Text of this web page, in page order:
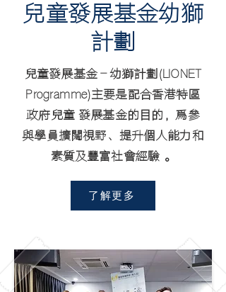
兒童發展基金幼獅
計劃
兒童發展基金–幼獅計劃(LIONET
Programme)主要是配合香港特區
政府兒童 發展基金的目的，爲參
與學員擴闊視野、提升個人能力和
素質及豐富社會經驗 。
了解更多